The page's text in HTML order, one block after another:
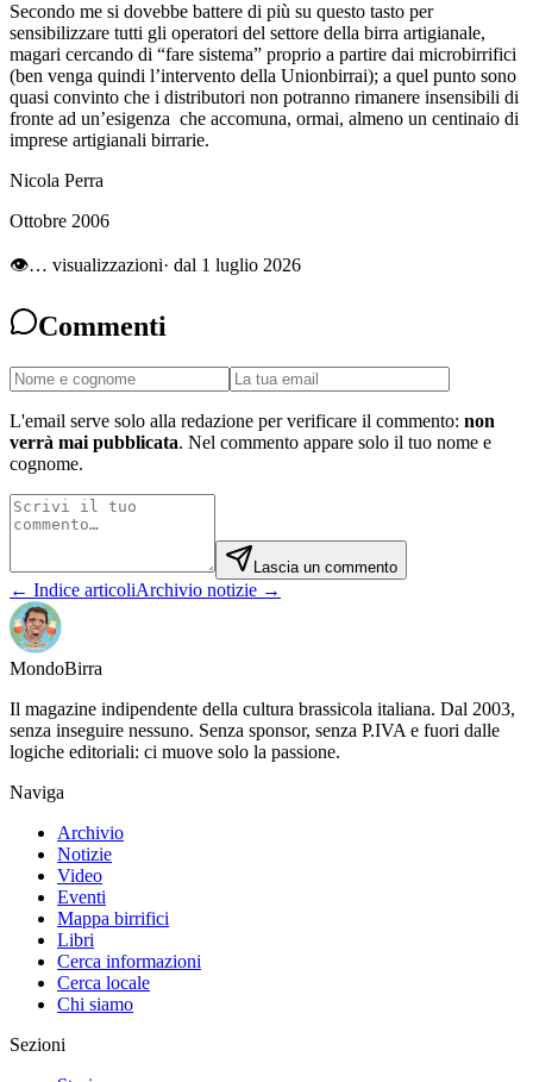
Secondo me si dovebbe battere di più su questo tasto per
sensibilizzare tutti gli operatori del settore della birra artigianale,
magari cercando di “fare sistema” proprio a partire dai microbirrifici
(ben venga quindi l’intervento della Unionbirrai); a quel punto sono
quasi convinto che i distributori non potranno rimanere insensibili di
fronte ad un’esigenza che accomuna, ormai, almeno un centinaio di
imprese artigianali birrarie.
Nicola Perra
Ottobre 2006
👁… visualizzazioni· dal 1 luglio 2026
Commenti
L'email serve solo alla redazione per verificare il commento: non
verrà mai pubblicata. Nel commento appare solo il tuo nome e
cognome.
Lascia un commento
← Indice articoliArchivio notizie →
MondoBirra
Il magazine indipendente della cultura brassicola italiana. Dal 2003,
senza inseguire nessuno. Senza sponsor, senza P.IVA e fuori dalle
logiche editoriali: ci muove solo la passione.
Naviga
Archivio
Notizie
Video
Eventi
Mappa birrifici
Libri
Cerca informazioni
Cerca locale
Chi siamo
Sezioni